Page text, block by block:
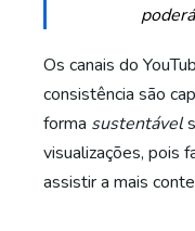
Os canais do
consistência são
forma sustentável
visualizações, pois
assistir a mais